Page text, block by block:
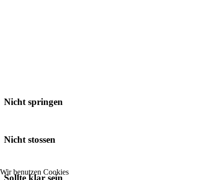
Nicht springen
Nicht stossen
Sollte klar sein
Wir benutzen Cookies